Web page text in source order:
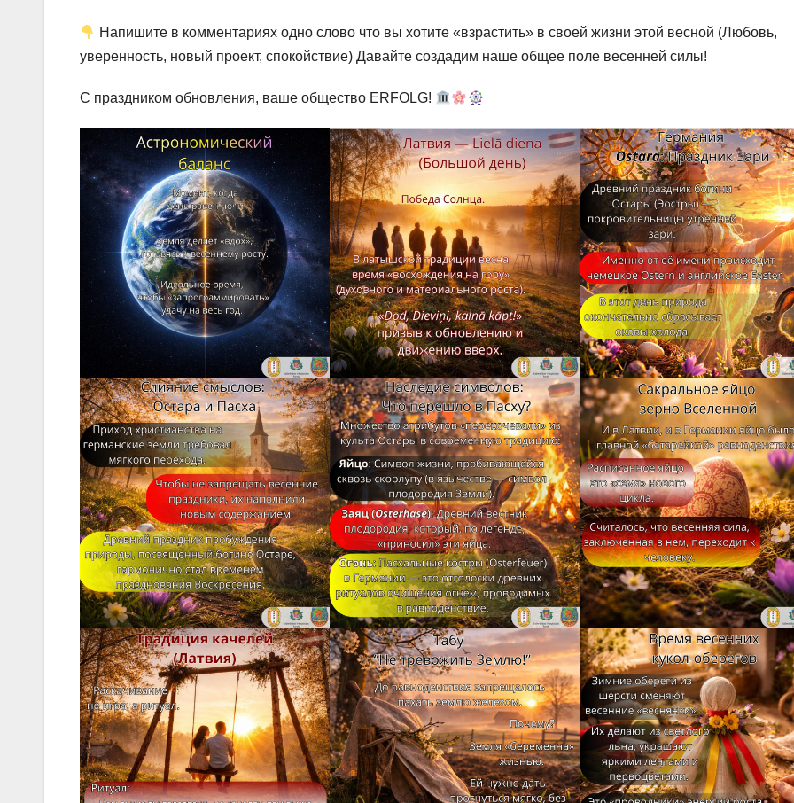
Напишите в комментариях одно слово что вы хотите «взрастить» в своей жизни этой весной (Любовь,
уверенность, новый проект, спокойствие) Давайте создадим наше общее поле весенней силы!
С праздником обновления, ваше общество ERFOLG!